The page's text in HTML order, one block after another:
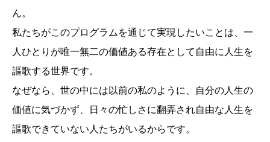
ん。
私たちがこのプログラムを通じて実現したいことは、一
人ひとりが唯一無二の価値ある存在として自由に人生を
謳歌する世界です。
なぜなら、世の中には以前の私のように、自分の人生の
価値に気づかず、日々の忙しさに翻弄され自由な人生を
謳歌できていない人たちがいるからです。